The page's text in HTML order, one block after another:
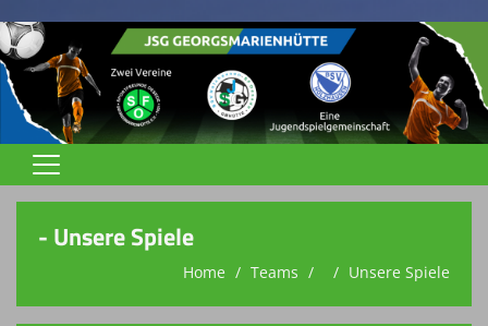
Home
Jugend
- Unsere Spiele
Home Teams Unsere Spiele